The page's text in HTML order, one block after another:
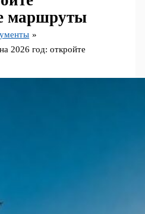
маршруты
2026 год: откройте